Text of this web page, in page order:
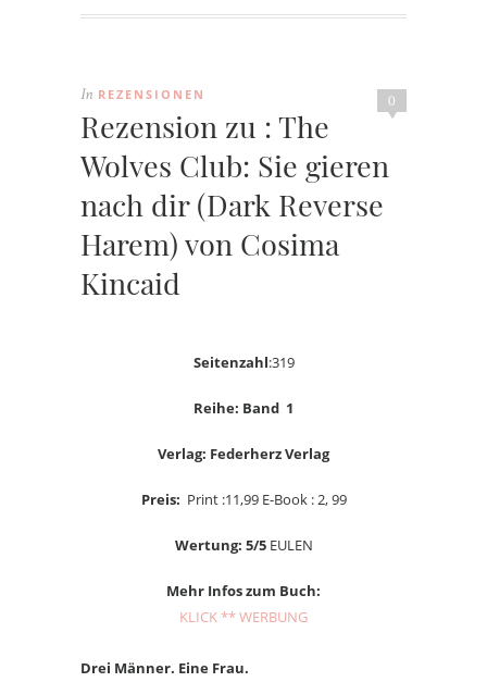
0
In REZENSIONEN
Rezension zu : The
Wolves Club: Sie gieren
nach dir (Dark Reverse
Harem) von Cosima
Kincaid
Seitenzahl:319
Reihe: Band 1
Verlag: Federherz Verlag
Preis: Print :11,99 E-Book : 2, 99
Wertung: 5/5EULEN
Mehr Infos zum Buch:
KLICK ** WERBUNG
Drei Männer. Eine Frau.